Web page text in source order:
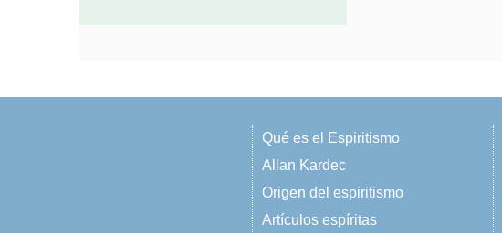
Qué es el Espiritismo
Allan Kardec
Origen del espiritismo
Artículos espíritas